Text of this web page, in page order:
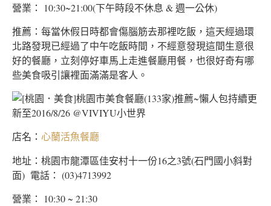
營業： 10:30~21:00(下午時段不休息 & 週一公休)
推薦：每當休假日時都會傷腦筋去那裡吃飯，這天經過環
北路發現已經過了中午吃飯時間，不經意發現這間生意很
好的餐廳，立刻停好車馬上走進餐廳用餐，也很好奇有哪
些美食吸引讓裡面滿滿是客人。
店名： 心蘭活魚餐廳
地址：桃園市龍潭區佳安村十一份16之3號(石門國小斜對
面) 電話： (03)4713992
營業： 10:30 ~ 21:30